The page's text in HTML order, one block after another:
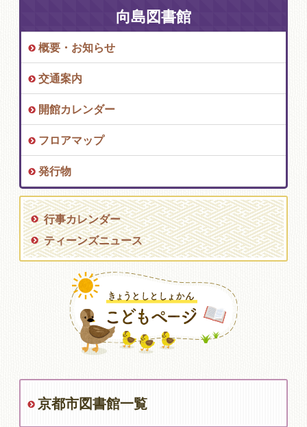
向島図書館
概要・お知らせ
交通案内
開館カレンダー
フロアマップ
発行物
行事カレンダー
ティーンズニュース
京都市図書館一覧